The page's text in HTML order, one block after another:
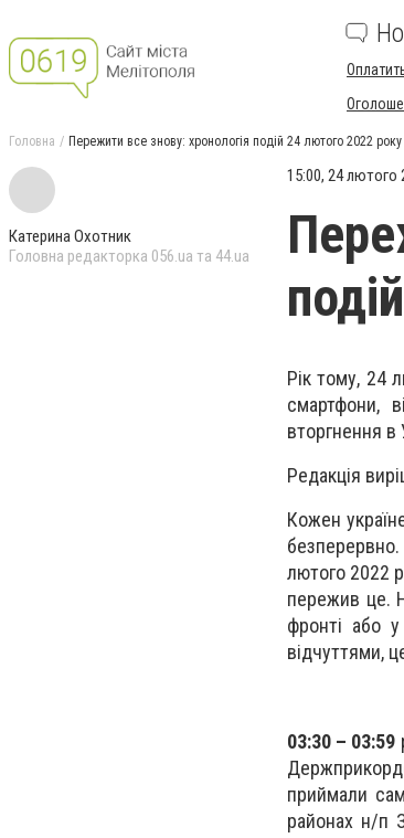
Головна Пережити все знову: хронологія подій 24 лютого 2022 року
Катерина Охотник
Головна редакторка 056.ua та 44.ua
15:00, 24 лютого
Рік тому, 24
смартфони,
вторгнення в
Редакція
Кожен
лютого 2022
пережив це.
фронті або
відчуттями,
03:30 – 03:59
приймали
районах н/п